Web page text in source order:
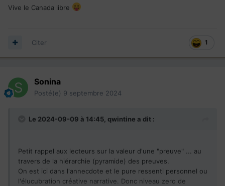
Vive le Canada libre
1
Citer
Sonina
Posté(e) 9 septembre 2024
Le 2024-09-09 à 14:45, qwintine a dit :
Petit rappel aux lecteurs sur la valeur d'une "preuve" ... au
travers de la hiérarchie (pyramide) des preuves.
On est ici dans l'annecdote et le pure ressenti personnel ou
l'élucubration créative narrative. Donc niveau zero de